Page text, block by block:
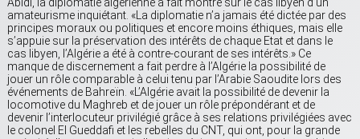
amateurisme inquiétant. «La diplomatie n’a jamais été dictée par des
principes moraux ou politiques et encore moins éthiques, mais elle
s’appuie sur la préservation des intérêts de chaque Etat et dans le
cas libyen, l’Algérie a été à contre-courant de ses intérêts.» Ce
manque de discernement a fait perdre à l’Algérie la possibilité de
jouer un rôle comparable à celui tenu par l’Arabie Saoudite lors des
événements de Bahreïn. «L’Algérie avait la possibilité de devenir la
locomotive du Maghreb et de jouer un rôle prépondérant et de
devenir l’interlocuteur privilégié grâce à ses relations privilégiées avec
le colonel El Gueddafi et les rebelles du CNT, qui ont, pour la grande